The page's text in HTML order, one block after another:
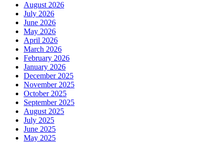
August 2026
July 2026
June 2026
May 2026
April 2026
March 2026
February 2026
January 2026
December 2025
November 2025
October 2025
September 2025
August 2025
July 2025
June 2025
May 2025